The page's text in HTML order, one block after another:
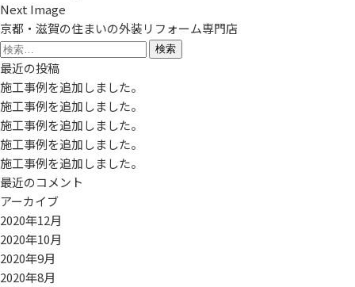
Next Image
京都・滋賀の住まいの外装リフォーム専門店
検
索:
最近の投稿
施工事例を追加しました。
施工事例を追加しました。
施工事例を追加しました。
施工事例を追加しました。
施工事例を追加しました。
最近のコメント
アーカイブ
2020年12月
2020年10月
2020年9月
2020年8月